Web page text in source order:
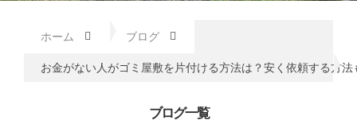
ホーム ブログ
お金がない人がゴミ屋敷を片付ける方法は？安く依頼する方法
ブログ一覧